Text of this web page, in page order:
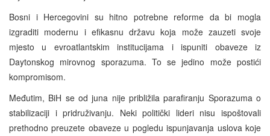
Bosni i Hercegovini su hitno potrebne reforme da bi mogla
izgraditi modernu i efikasnu državu koja može zauzeti svoje
mjesto u evroatlantskim institucijama i ispuniti obaveze iz
Daytonskog mirovnog sporazuma. To se jedino može postići
kompromisom.
Međutim, BiH se od juna nije približila parafiranju Sporazuma o
stabilizaciji i pridruživanju. Neki politički lideri nisu ispoštovali
prethodno preuzete obaveze u pogledu ispunjavanja uslova koje